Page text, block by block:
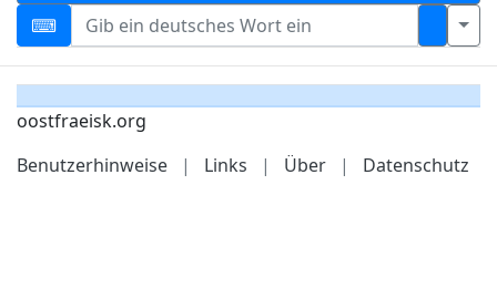
oostfraeisk.org
Benutzerhinweise
| Links | Über | Datenschutz